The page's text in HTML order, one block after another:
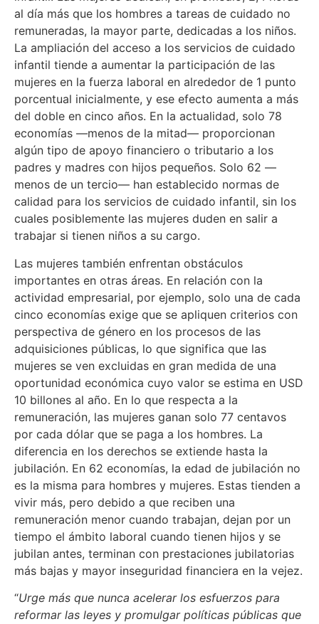
al día más que los hombres a tareas de cuidado no
remuneradas, la mayor parte, dedicadas a los niños.
La ampliación del acceso a los servicios de cuidado
infantil tiende a aumentar la participación de las
mujeres en la fuerza laboral en alrededor de 1 punto
porcentual inicialmente, y ese efecto aumenta a más
del doble en cinco años. En la actualidad, solo 78
economías —menos de la mitad— proporcionan
algún tipo de apoyo financiero o tributario a los
padres y madres con hijos pequeños. Solo 62 —
menos de un tercio— han establecido normas de
calidad para los servicios de cuidado infantil, sin los
cuales posiblemente las mujeres duden en salir a
trabajar si tienen niños a su cargo.
Las mujeres también enfrentan obstáculos
importantes en otras áreas. En relación con la
actividad empresarial, por ejemplo, solo una de cada
cinco economías exige que se apliquen criterios con
perspectiva de género en los procesos de las
adquisiciones públicas, lo que significa que las
mujeres se ven excluidas en gran medida de una
oportunidad económica cuyo valor se estima en USD
10 billones al año. En lo que respecta a la
remuneración, las mujeres ganan solo 77 centavos
por cada dólar que se paga a los hombres. La
diferencia en los derechos se extiende hasta la
jubilación. En 62 economías, la edad de jubilación no
es la misma para hombres y mujeres. Estas tienden a
vivir más, pero debido a que reciben una
remuneración menor cuando trabajan, dejan por un
tiempo el ámbito laboral cuando tienen hijos y se
jubilan antes, terminan con prestaciones jubilatorias
más bajas y mayor inseguridad financiera en la vejez.
“Urge más que nunca acelerar los esfuerzos para
reformar las leyes y promulgar políticas públicas que